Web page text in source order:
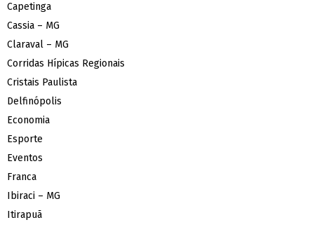
Capetinga
Cassia – MG
Claraval – MG
Corridas Hípicas Regionais
Cristais Paulista
Delfinópolis
Economia
Esporte
Eventos
Franca
Ibiraci – MG
Itirapuã